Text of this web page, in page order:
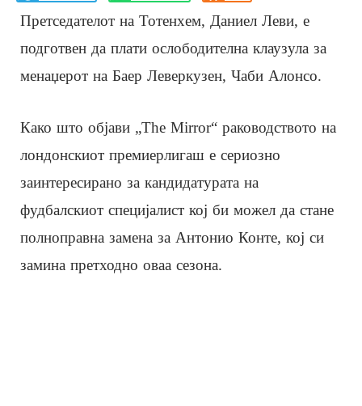
Претседателот на Тотенхем, Даниел Леви, е
подготвен да плати ослободителна клаузула за
менаџерот на Баер Леверкузен, Чаби Алонсо.
Како што објави „The Mirror“ раководството на
лондонскиот премиерлигаш е сериозно
заинтересирано за кандидатурата на
фудбалскиот специјалист кој би можел да стане
полноправна замена за Антонио Конте, кој си
замина претходно оваа сезона.